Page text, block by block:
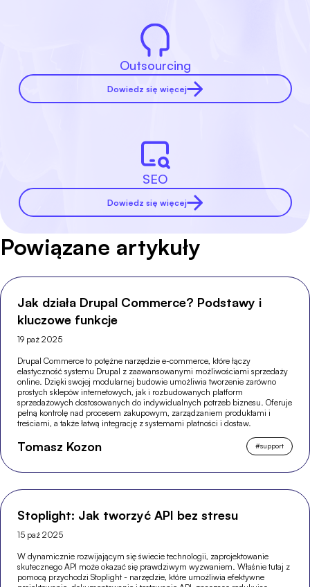
Outsourcing
Dowiedz się więcej
SEO
Dowiedz się więcej
Powiązane artykuły
Jak działa Drupal Commerce? Podstawy i
kluczowe funkcje
19 paź 2025
Drupal Commerce to potężne narzędzie e-commerce, które łączy
elastyczność systemu Drupal z zaawansowanymi możliwościami sprzedaży
online. Dzięki swojej modularnej budowie umożliwia tworzenie zarówno
prostych sklepów internetowych, jak i rozbudowanych platform
sprzedażowych dostosowanych do indywidualnych potrzeb biznesu. Oferuje
pełną kontrolę nad procesem zakupowym, zarządzaniem produktami i
treściami, a także łatwą integrację z systemami płatności i dostaw.
Tomasz Kozon #support
Stoplight: Jak tworzyć API bez stresu
15 paź 2025
W dynamicznie rozwijającym się świecie technologii, zaprojektowanie
skutecznego API może okazać się prawdziwym wyzwaniem. Właśnie tutaj z
pomocą przychodzi Stoplight - narzędzie, które umożliwia efektywne